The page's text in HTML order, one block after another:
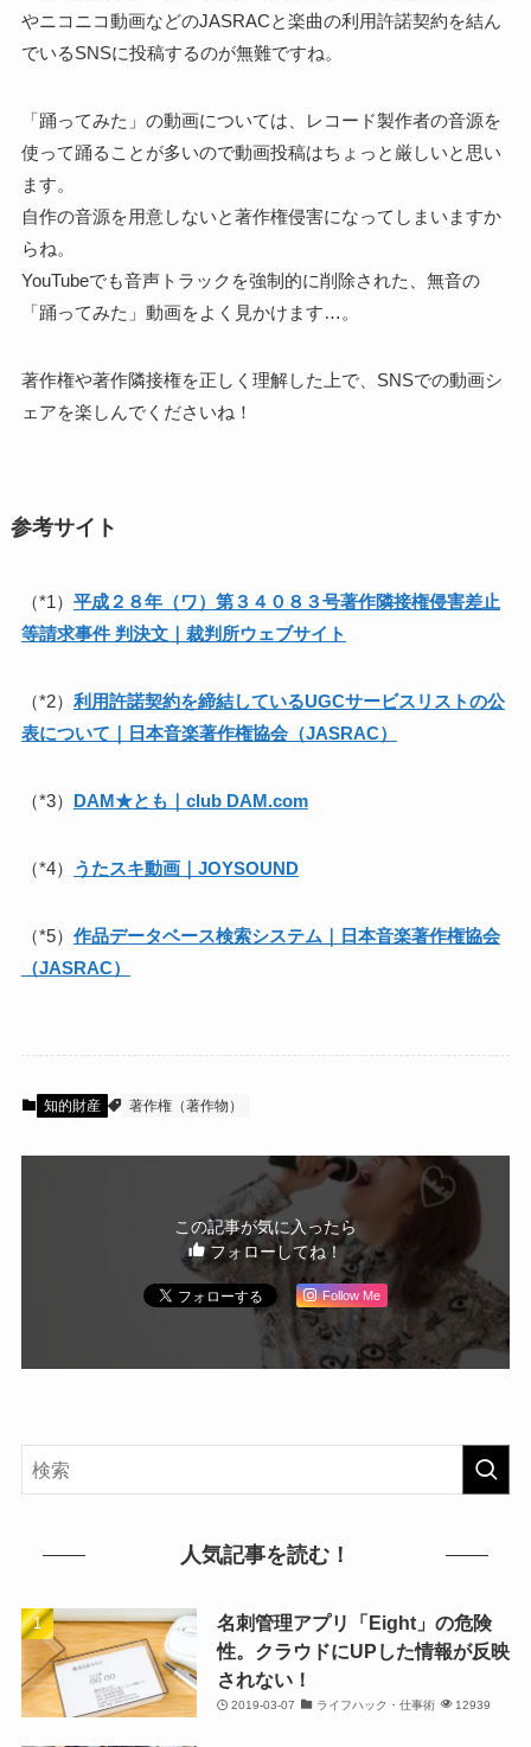
やニコニコ動画などのJASRACと楽曲の利用許諾契約を結ん
でいるSNSに投稿するのが無難ですね。
「踊ってみた」の動画については、レコード製作者の音源を
使って踊ることが多いので動画投稿はちょっと厳しいと思い
ます。
自作の音源を用意しないと著作権侵害になってしまいますか
らね。
YouTubeでも音声トラックを強制的に削除された、無音の
「踊ってみた」動画をよく見かけます…。
著作権や著作隣接権を正しく理解した上で、SNSでの動画シ
ェアを楽しんでくださいね！
参考サイト
（*1） 平成２８年（ワ）第３４０８３号著作隣接権侵害差止
等請求事件 判決文｜裁判所ウェブサイト
（*2） 利用許諾契約を締結しているUGCサービスリストの公
表について｜日本音楽著作権協会（JASRAC）
（*3） DAM★とも｜club DAM.com
（*4） うたスキ動画｜JOYSOUND
（*5） 作品データベース検索システム｜日本音楽著作権協会
（JASRAC）
知的財産 著作権（著作物）
この記事が気に入ったら
フォローしてね！
Follow Me
人気記事を読む！
名刺管理アプリ「Eight」の危険
性。クラウドにUPした情報が反映
されない！
2019-03-07 ライフハック・仕事術 12939